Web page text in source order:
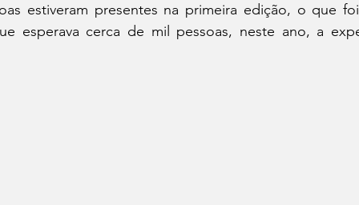
estiveram presentes na primeira edição, o que
esperava cerca de mil pessoas, neste ano, a